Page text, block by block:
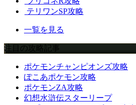
テリワンSP攻略
一覧を見る
注目の攻略記事
ポケモンチャンピオンズ攻略
ぽこあポケモン攻略
ポケモンZA攻略
幻想水滸伝スターリープ